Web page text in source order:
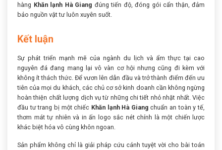
hàng Khăn lạnh Hà Giang đúng tiến độ, đóng gói cẩn thận, đảm
bảo nguồn vật tư luôn xuyên suốt.
Kết luận
Sự phát triển mạnh mẽ của ngành du lịch và ẩm thực tại cao
nguyên đá đang mang lại vô vàn cơ hội nhưng cũng đi kèm với
không ít thách thức. Để vươn lên dẫn đầu và trở thành điểm đến ưu
tiên của mọi du khách, các chủ cơ sở kinh doanh cần không ngừng
hoàn thiện chất lượng dịch vụ từ những chi tiết nhỏ nhặt nhất. Việc
đầu tư trang bị một chiếc Khăn lạnh Hà Giang chuẩn an toàn y tế,
thơm mát tự nhiên và in ấn logo sắc nét chính là một chiến lược
khác biệt hóa vô cùng khôn ngoan.
Sản phẩm không chỉ là giải pháp cứu cánh tuyệt vời cho bài toán